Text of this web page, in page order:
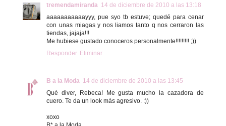
tremendamiranda 14 de diciembre de 2010 a las 13:18
aaaaaaaaaaayyy, pue syo tb estuve; quedé para cenar
con unas miagas y nos liamos tanto q nos cerraron las
tiendas, jajaja!!!
Me hubiese gustado conoceros personalmente!!!!!!!!! ;))
Responder Eliminar
B a la Moda 14 de diciembre de 2010 a las 13:45
Qué diver, Rebeca! Me gusta mucho la cazadora de
cuero. Te da un look más agresivo. :))
xoxo